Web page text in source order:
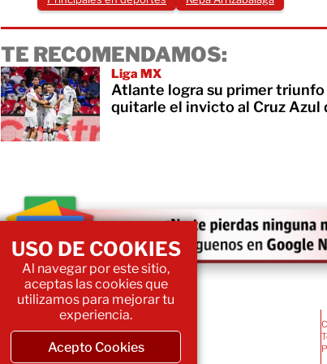
TE RECOMENDAMOS:
Liga MX
Atlante logra su primer triunfo
quitarle el invicto al Cruz Azul
USO DE COOKIES
Al navegar por este sitio,
aceptas las cookies que
utilizamos para mejorar tu
experiencia.
Acepto Cookies